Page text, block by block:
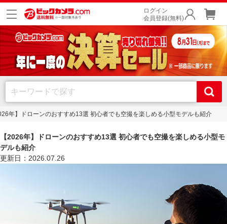
ログイン
会員登録(無料)
年】ドローンのおすすめ13選 初心者でも空撮を楽しめる小型モデルも紹介
【2026年】ドローンのおすすめ13選 初心者でも空撮を楽しめる小型モ
デルも紹介
更新日：2026.07.26